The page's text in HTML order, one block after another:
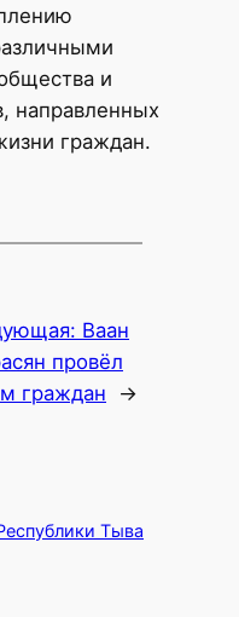
и
направленных
граждан.
Ваан
провёл
граждан
→
Тыва